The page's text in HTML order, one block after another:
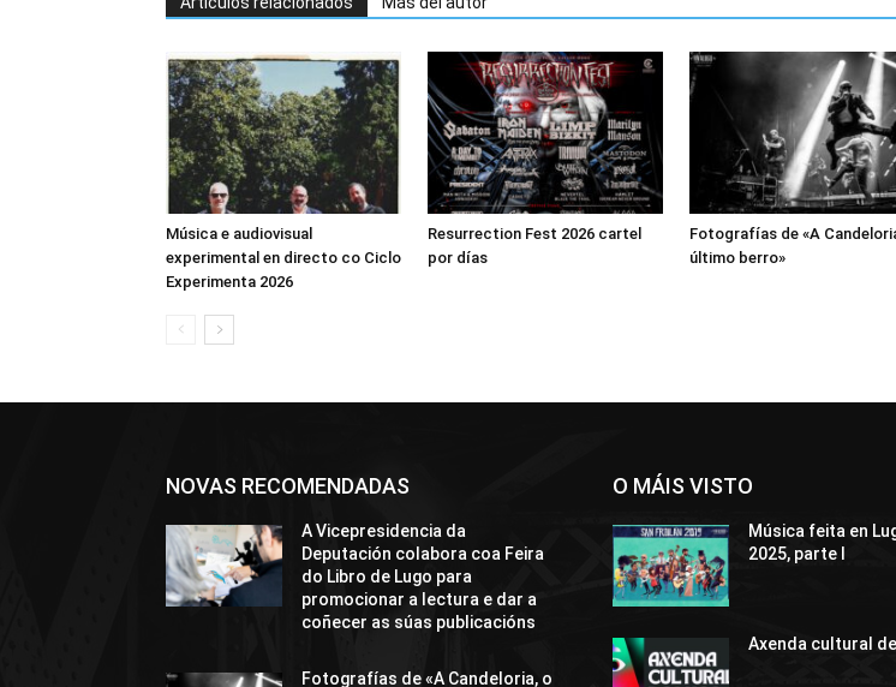
Música e audiovisual
experimental en directo co Ciclo
Experimenta 2026
Resurrection Fest 2026 cartel
por días
Fotografías de «A
último berro»
NOVAS RECOMENDADAS
A Vicepresidencia da
Deputación colabora coa Feira
do Libro de Lugo para
promocionar a lectura e dar a
coñecer as súas publicacións
Fotografías de «A Candeloria, o
O MÁIS VISTO
Música feita en
2025, parte I
Axenda cultural